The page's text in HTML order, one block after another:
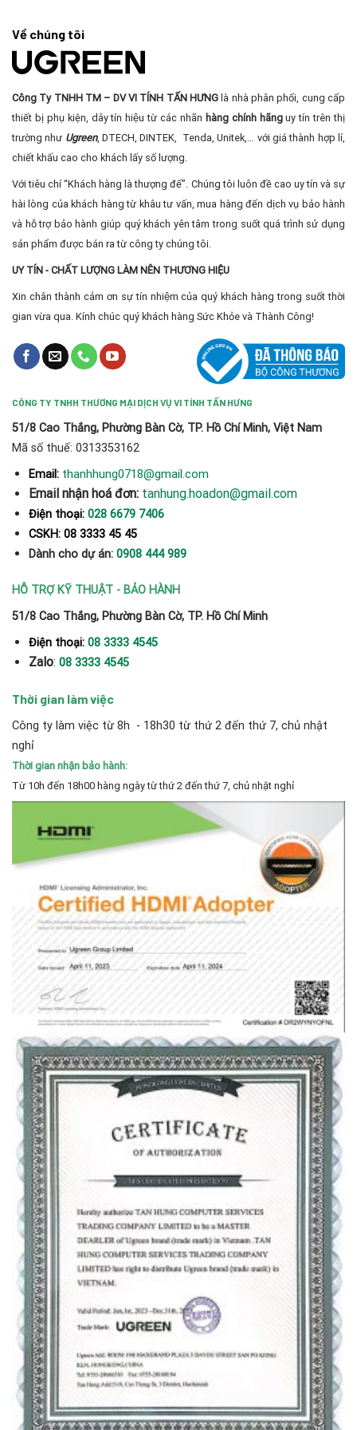
Về chúng tôi
Công Ty TNHH TM – DV VI TÍNH TẤN HƯNG là nhà phân phối, cung cấp
thiết bị phụ kiện, dây tín hiệu từ các nhãn hàng chính hãnguy tín trên thị
trường như Ugreen, DTECH, DINTEK, Tenda, Unitek,… với giá thành hợp lí,
chiết khấu cao cho khách lấy số lượng.
Với tiêu chí “Khách hàng là thượng đế”. Chúng tôi luôn đề cao uy tín và sự
hài lòng của khách hàng từ khâu tư vấn, mua hàng đến dịch vụ bảo hành
và hỗ trợ bảo hành giúp quý khách yên tâm trong suốt quá trình sử dụng
sản phẩm được bán ra từ công ty chúng tôi.
UY TÍN - CHẤT LƯỢNG LÀM NÊN THƯƠNG HIỆU
Xin chân thành cảm ơn sự tín nhiệm của quý khách hàng trong suốt thời
gian vừa qua. Kính chúc quý khách hàng Sức Khỏe và Thành Công!
CÔNG TY TNHH THƯƠNG MẠI DỊCH VỤ VI TÍNH TẤN HƯNG
51/8 Cao Thắng, Phường Bàn Cờ, TP. Hồ Chí Minh, Việt Nam
Mã số thuế: 0313353162
Email: thanhhung0718@gmail.com
Email nhận hoá đơn: tanhung.hoadon@gmail.com
Điện thoại: 028 6679 7406
CSKH: 08 3333 45 45
Dành cho dự án: 0908 444 989
HỖ TRỢ KỸ THUẬT - BẢO HÀNH
51/8 Cao Thắng, Phường Bàn Cờ, TP. Hồ Chí Minh
Điện thoại: 08 3333 4545
Zalo: 08 3333 4545
Thời gian làm việc
Công ty làm việc từ 8h - 18h30 từ thứ 2 đến thứ 7, chủ nhật
nghỉ
Thời gian nhận bảo hành:
Từ 10h đến 18h00 hàng ngày từ thứ 2 đến thứ 7, chủ nhật nghỉ